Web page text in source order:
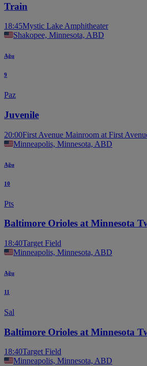
Train
18:45Mystic Lake Amphitheater
Shakopee, Minnesota, ABD
Ağu
9
Paz
Juvenile
20:00First Avenue Mainroom at First
Minneapolis, Minnesota, ABD
Ağu
10
Pts
Baltimore Orioles at Minnesota
18:40Target Field
Minneapolis, Minnesota, ABD
Ağu
11
Sal
Baltimore Orioles at Minnesota
18:40Target Field
Minneapolis, Minnesota, ABD